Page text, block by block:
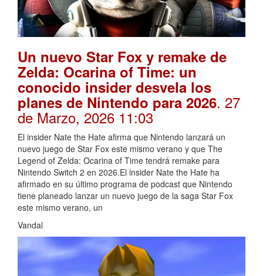
Un nuevo Star Fox y remake de
Zelda: Ocarina of Time: un
conocido insider desvela los
planes de Nintendo para 2026. 27
de Marzo, 2026 11:03
El insider Nate the Hate afirma que Nintendo lanzará un
nuevo juego de Star Fox este mismo verano y que The
Legend of Zelda: Ocarina of Time tendrá remake para
Nintendo Switch 2 en 2026.El insider Nate the Hate ha
afirmado en su último programa de podcast que Nintendo
tiene planeado lanzar un nuevo juego de la saga Star Fox
este mismo verano, un
Vandal